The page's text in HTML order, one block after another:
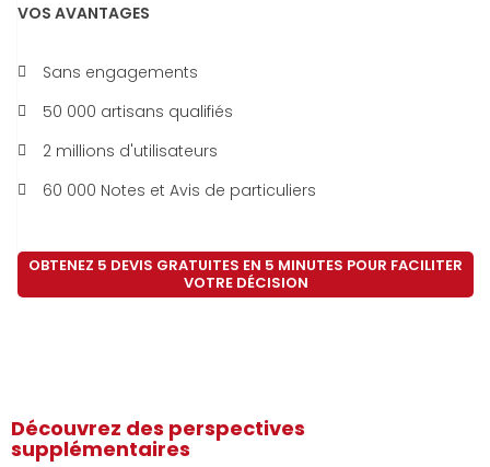
VOS AVANTAGES
Sans engagements
50 000 artisans qualifiés
2 millions d'utilisateurs
60 000 Notes et Avis de particuliers
OBTENEZ 5 DEVIS GRATUITES EN 5 MINUTES POUR FACILITER
VOTRE DÉCISION
Découvrez des perspectives
supplémentaires